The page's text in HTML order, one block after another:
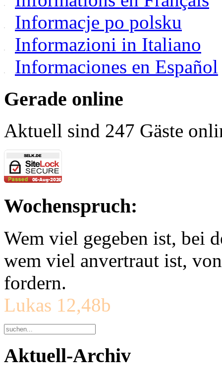
Informacje po polsku
Informazioni in Italiano
Informaciones en Español
Gerade online
Aktuell sind 247 Gäste
Wochenspruch:
Wem viel gegeben ist, bei
wem viel anvertraut ist,
fordern.
Lukas 12,48b
Aktuell-Archiv